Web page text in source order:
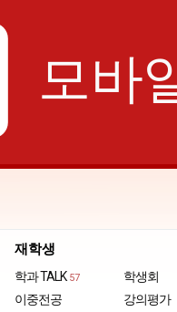
모바
재학생
학과 TALK 57
이중전공
학생회
강의평가